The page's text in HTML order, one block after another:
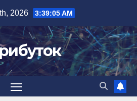
2026 3:39:06 AM